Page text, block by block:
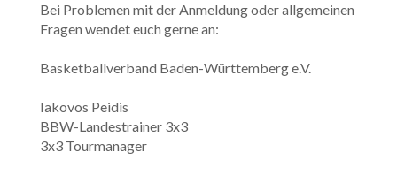
Bei Problemen mit der Anmeldung oder allgemeinen
Fragen wendet euch gerne an:
Basketballverband Baden-Württemberg e.V.
Iakovos Peidis
BBW-Landestrainer 3x3
3x3 Tourmanager